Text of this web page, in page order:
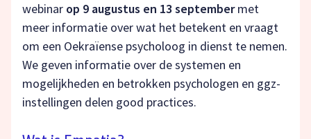
webinar op 9 augustus en 13 septembermet
meer informatie over wat het betekent en vraagt
om een Oekraïense psycholoog in dienst te nemen.
We geven informatie over de systemen en
mogelijkheden en betrokken psychologen en ggz-
instellingen delen good practices.